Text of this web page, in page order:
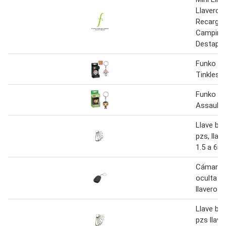
Llavero
Camping
Funko
Tinkles
Funko
Llave
pzs,
1.5 a
Cámara
oculta
llavero
Llave
pzs